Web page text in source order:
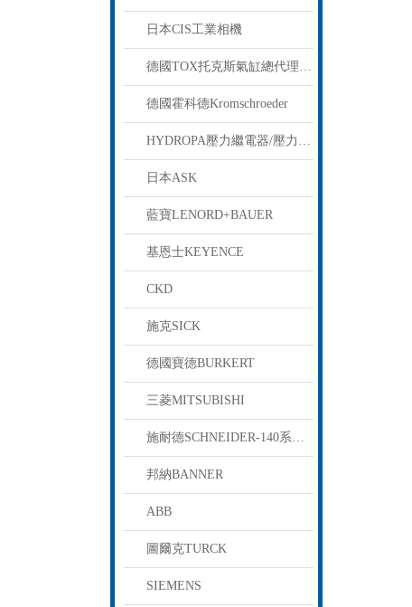
日本CIS工業相機
德國TOX托克斯氣缸總代理總經銷
德國霍科德Kromschroeder
HYDROPA壓力繼電器/壓力開關
日本ASK
藍寶LENORD+BAUER
基恩士KEYENCE
CKD
施克SICK
德國寶德BURKERT
三菱MITSUBISHI
施耐德SCHNEIDER-140系列PLC
邦納BANNER
ABB
圖爾克TURCK
SIEMENS